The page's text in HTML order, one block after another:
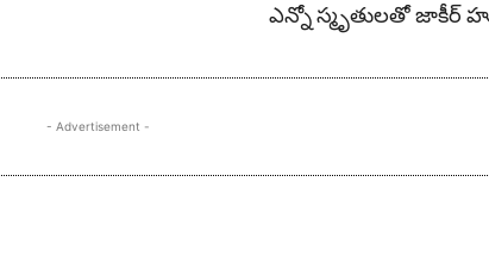
ఎన్నో స్మృతులతో జాకీర్
- Advertisement -